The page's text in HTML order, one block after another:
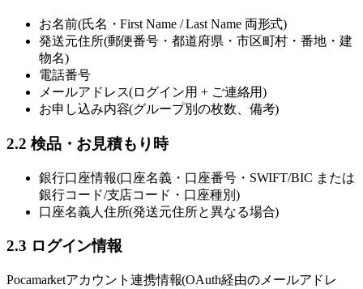
お名前(氏名・First Name / Last Name 両形式)
発送元住所(郵便番号・都道府県・市区町村・番地・建
物名)
電話番号
メールアドレス(ログイン用 + ご連絡用)
お申し込み内容(グループ別の枚数、備考)
2.2 検品・お見積もり時
銀行口座情報(口座名義・口座番号・SWIFT/BIC または
銀行コード/支店コード・口座種別)
口座名義人住所(発送元住所と異なる場合)
2.3 ログイン情報
Pocamarketアカウント連携情報(OAuth経由のメールアドレ